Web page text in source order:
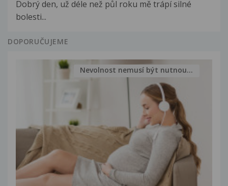
Dobrý den, už déle než půl roku mě trápí silné
bolesti...
DOPORUČUJEME
Nevolnost nemusí být nutnou...